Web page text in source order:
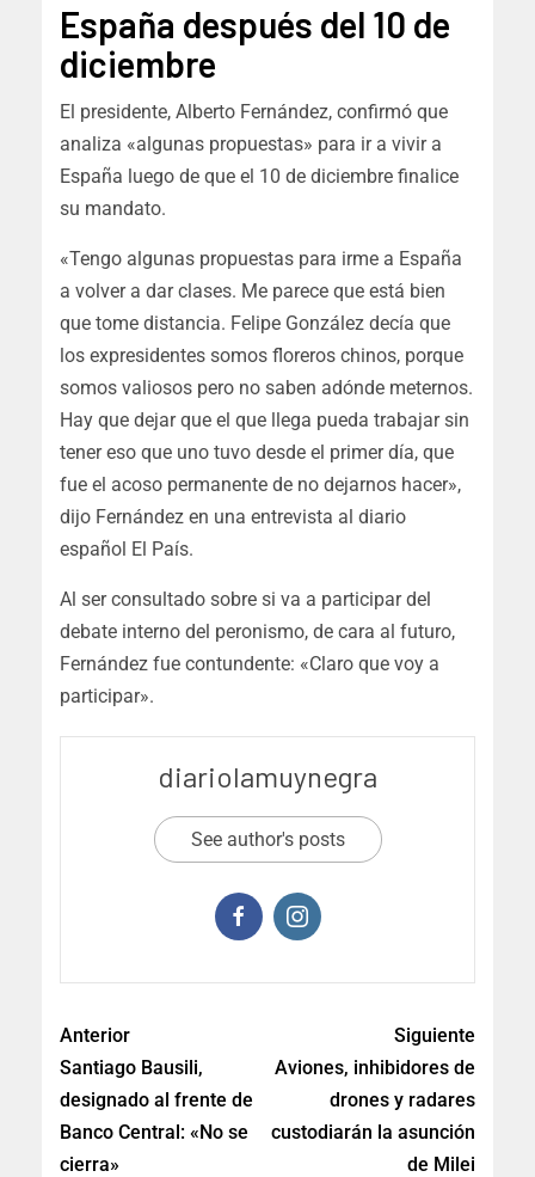
España después del 10 de
diciembre
El presidente, Alberto Fernández, confirmó que
analiza «algunas propuestas» para ir a vivir a
España luego de que el 10 de diciembre finalice
su mandato.
«Tengo algunas propuestas para irme a España
a volver a dar clases. Me parece que está bien
que tome distancia. Felipe González decía que
los expresidentes somos floreros chinos, porque
somos valiosos pero no saben adónde meternos.
Hay que dejar que el que llega pueda trabajar sin
tener eso que uno tuvo desde el primer día, que
fue el acoso permanente de no dejarnos hacer»,
dijo Fernández en una entrevista al diario
español El País.
Al ser consultado sobre si va a participar del
debate interno del peronismo, de cara al futuro,
Fernández fue contundente: «Claro que voy a
participar».
diariolamuynegra
See author's posts
Anterior
Santiago Bausili,
designado al frente de
Banco Central: «No se
cierra»
Siguiente
Aviones, inhibidores de
drones y radares
custodiarán la asunción
de Milei